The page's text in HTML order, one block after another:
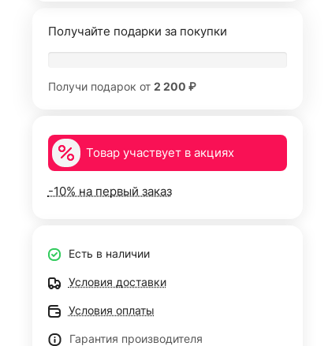
Получайте подарки за покупки
Получи подарок от 2 200 ₽
Товар участвует в акциях
-10% на первый заказ
Есть в наличии
Условия доставки
Условия оплаты
Гарантия производителя